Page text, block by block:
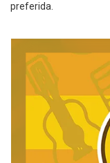
preferida.